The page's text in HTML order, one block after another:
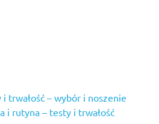
trwałość – wybór i noszenie
i rutyna – testy i trwałość